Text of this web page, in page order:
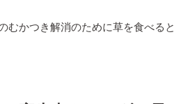
むかつき解消のために草を食べると